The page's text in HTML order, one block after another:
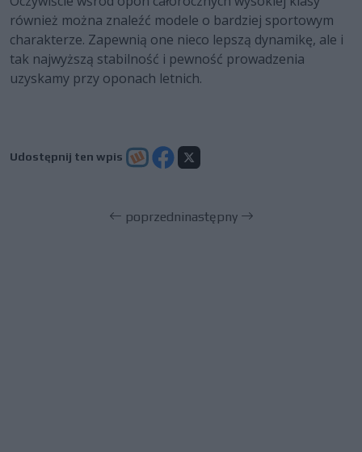
również można znaleźć modele o bardziej sportowym
charakterze. Zapewnią one nieco lepszą dynamikę, ale i
tak najwyższą stabilność i pewność prowadzenia
uzyskamy przy oponach letnich.
Udostępnij ten wpis
poprzedninastępny